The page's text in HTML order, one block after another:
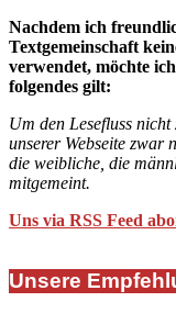
Nachdem ich
Textgemeinschaft
verwendet, möchte
folgendes gilt:
Um den Lesefluss
unserer Webseite zwar
die weibliche, die
mitgemeint.
Uns via RSS Feed
Unsere